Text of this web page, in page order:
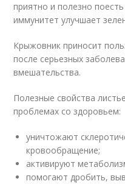
приятно и полезно
иммунитет улучшает
Крыжовник приносит
после серьезных
вмешательства.
Полезные свойства
проблемах со здоровьем:
уничтожают
кровообращение;
активируют
помогают дробить,